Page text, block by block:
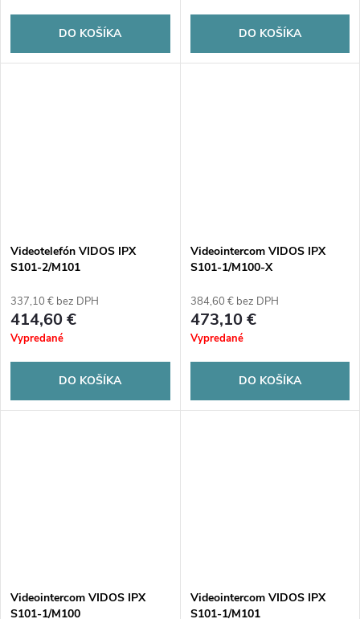
DO KOŠÍKA DO KOŠÍKA
Videotelefón VIDOS IPX
S101-2/M101
337,10 € bez DPH
414,60 €
Vypredané
DO KOŠÍKA
Videointercom VIDOS IPX
S101-1/M100-X
384,60 € bez DPH
473,10 €
Vypredané
DO KOŠÍKA
Videointercom VIDOS IPX
S101-1/M100
Videointercom VIDOS IPX
S101-1/M101